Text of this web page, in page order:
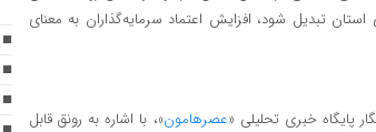
تبدیل شود، افزایش اعتماد سرمایه‌گذاران به معنای
پایگاه خبری تحلیلی «عصرهامون»، با اشاره به رونق قابل